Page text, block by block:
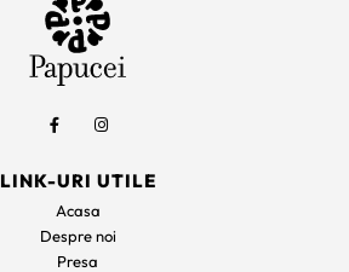
LINK-URI UTILE
Acasa
Despre noi
Presa